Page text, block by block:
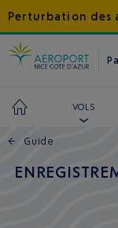
Perturbation des
VOLS
← Guide